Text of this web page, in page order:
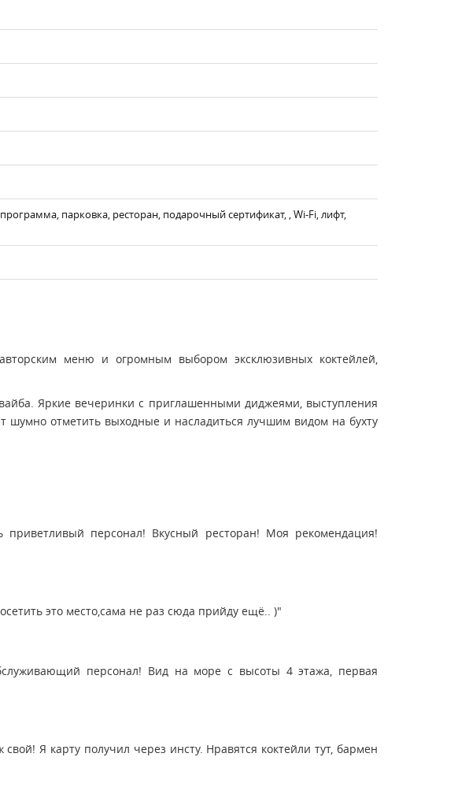
парковка, ресторан, подарочный сертификат, , Wi-Fi, лифт,
меню и огромным выбором эксклюзивных коктейлей,
Яркие вечеринки с приглашенными диджеями, выступления
шумно отметить выходные и насладиться лучшим видом на бухту
персонал! Вкусный ресторан! Моя рекомендация!
это место,сама не раз сюда прийду ещё.. )"
персонал! Вид на море с высоты 4 этажа, первая
Я карту получил через инсту. Нравятся коктейли тут, бармен